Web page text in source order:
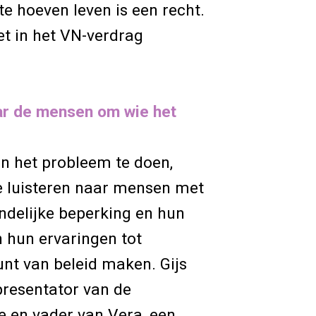
hoeven leven is een recht.
in het VN-verdrag
de mensen om wie het
het probleem te doen,
luisteren naar mensen met
beperking en hun
hun ervaringen tot
van beleid maken. Gijs
van de